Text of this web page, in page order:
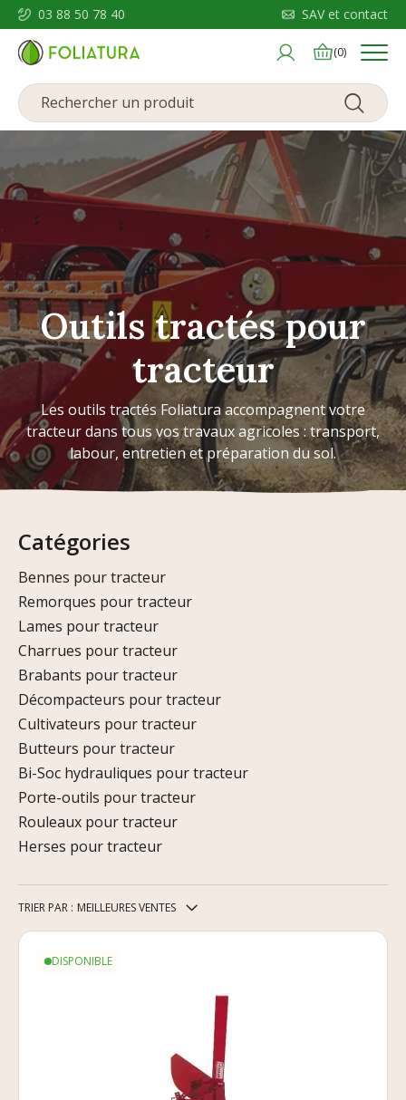
03 88 50 78 40 SAV et contact
(0) Menu
Outils tractés pour
tracteur
Les outils tractés Foliatura accompagnent votre
tracteur dans tous vos travaux agricoles : transport,
labour, entretien et préparation du sol.
Catégories
Bennes pour tracteur
Remorques pour tracteur
Lames pour tracteur
Charrues pour tracteur
Brabants pour tracteur
Décompacteurs pour tracteur
Cultivateurs pour tracteur
Butteurs pour tracteur
Bi-Soc hydrauliques pour tracteur
Porte-outils pour tracteur
Rouleaux pour tracteur
Herses pour tracteur
TRIER PAR : MEILLEURES VENTES
DISPONIBLE